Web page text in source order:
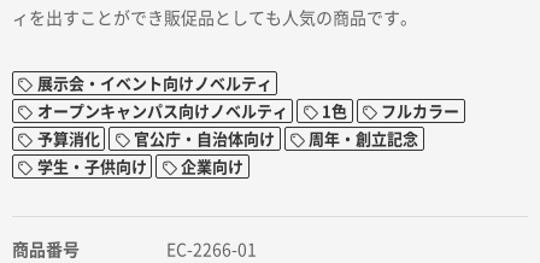
ィを出すことができ販促品としても人気の商品です。
展示会・イベント向けノベルティ
オープンキャンパス向けノベルティ
1色
フルカラー
予算消化
官公庁・自治体向け
周年・創立記念
学生・子供向け
企業向け
商品番号 EC-2266-01